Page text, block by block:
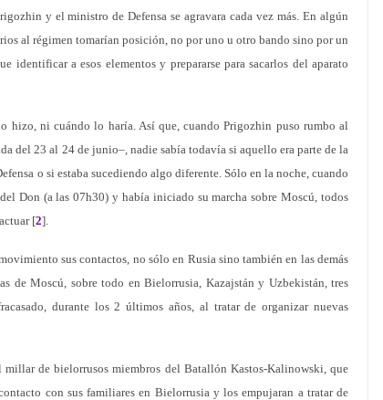
y el ministro de Defensa se agravara cada vez más. En algún
al régimen tomarían posición, no por uno u otro bando sino por un
identificar a esos elementos y prepararse para sacarlos del aparato
hizo, ni cuándo lo haría. Así que, cuando Prigozhin puso rumbo al
del 23 al 24 de junio–, nadie sabía todavía si aquello era parte de la
o si estaba sucediendo algo diferente. Sólo en la noche, cuando
Don (a las 07h30) y había iniciado su marcha sobre Moscú, todos
[2].
sus contactos, no sólo en Rusia sino también en las demás
de Moscú, sobre todo en Bielorrusia, Kazajstán y Uzbekistán, tres
durante los 2 últimos años, al tratar de organizar nuevas
de bielorrusos miembros del Batallón Kastos-Kalinowski, que
con sus familiares en Bielorrusia y los empujaran a tratar de